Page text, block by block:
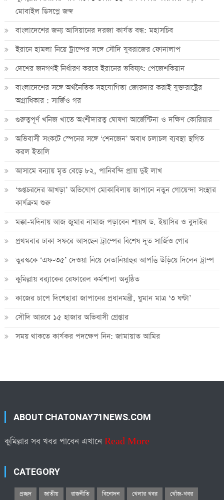
মোবাইল ডিসপ্লে জব্দ
বাংলাদেশের জন্য আসিয়ানের দরজা কার্যত বন্ধ: মহাসচিব
ইরানে হামলা নিয়ে ট্রাম্পের সঙ্গে সৌদি যুবরাজের ফোনালাপ
দেশের জনগণই নির্ধারণ করবে ইরানের ভবিষ্যৎ: পেজেশকিয়ান
বাংলাদেশের সঙ্গে অর্থনৈতিক সহযোগিতা জোরদার করাই যুক্তরাষ্ট্রের
অগ্রাধিকার : সার্জিও গর
গুরুত্বপূর্ণ খনিজ খাতে অংশীদারত্ব ঘোষণা আর্জেন্টিনা ও দক্ষিণ কোরিয়ার
অভিবাসী সংকটে স্পেনের সঙ্গে ‘শেনজেন’ অবাধ চলাচল ব্যবস্থা স্থগিত
করল ইতালি
আসামে বন্যায় মৃত বেড়ে ৮২, পানিবন্দি প্রায় দুই লাখ
‘গুপ্তচরদের আখড়া’ অভিযোগ মোকাবিলায় জাপানে নতুন গোয়েন্দা সংস্থার
কার্যক্রম শুরু
মক্কা-মদিনায় আজ জুমার নামাজ পড়াবেন শায়খ ড. ইয়াসির ও বুদাইর
প্রথমবার ঢাকা সফরে আসছেন ট্রাম্পের বিশেষ দূত সার্জিও গোর
তুরস্ককে ‘এফ-৩৫’ দেওয়া নিয়ে নেতানিয়াহুর আপত্তি উড়িয়ে দিলেন ট্রাম্প
কুমিল্লায় ব্র‍্যাকের রেফারেল কর্মশালা অনুষ্ঠিত
কাজের চাপে দিশেহারা জাপানের প্রধানমন্ত্রী, ঘুমান মাত্র ‘৩ ঘণ্টা’
সৌদি আরবে ১৫ হাজার অভিবাসী গ্রেপ্তার
সময় থাকতে কার্যকর পদক্ষেপ নিন: জামায়াত আমির
ABOUT CHATONAY71NEWS.COM
কুমিল্লার সব খবর পাবেন এখানেRead More
CATEGORY
প্রচ্ছদ জাতীয় রাজনীতি বিনোদন খেলার খবর খোঁজ-খবর